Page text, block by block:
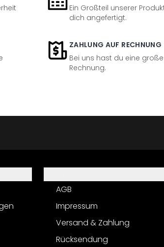
Ein Großteil unserer
dich angefertigt.
ZAHLUNG AUF RECHNUNG
Bei uns hast du eine
Rechnung.
AGB
Impressum
Versand & Zahlung
Rücksendung